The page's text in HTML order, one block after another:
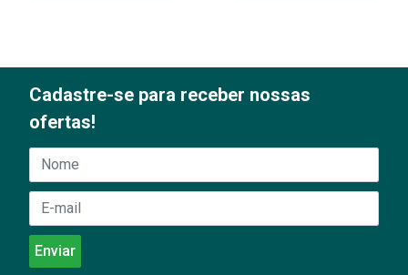
Cadastre-se para receber nossas
ofertas!